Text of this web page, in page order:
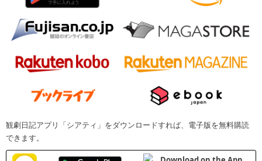
観劇日記アプリ「シアティ」をダウンロードすれば、電子版を無料購読
できます。